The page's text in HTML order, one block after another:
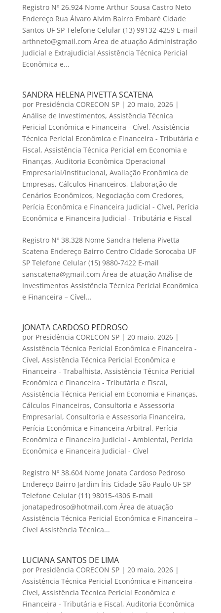
Registro Nº 26.924 Nome Arthur Sousa Castro Neto
Endereço Rua Álvaro Alvim Bairro Embaré Cidade
Santos UF SP Telefone Celular (13) 99132-4259 E-mail
arthneto@gmail.com Área de atuação Administração
Judicial e Extrajudicial Assistência Técnica Pericial
Econômica e...
SANDRA HELENA PIVETTA SCATENA
por Presidência CORECON SP| 20 maio, 2026|
Análise de Investimentos, Assistência Técnica
Pericial Econômica e Financeira - Cível, Assistência
Técnica Pericial Econômica e Financeira - Tributária e
Fiscal, Assistência Técnica Pericial em Economia e
Finanças, Auditoria Econômica Operacional
Empresarial/Institucional, Avaliação Econômica de
Empresas, Cálculos Financeiros, Elaboração de
Cenários Econômicos, Negociação com Credores,
Perícia Econômica e Financeira Judicial - Cível, Perícia
Econômica e Financeira Judicial - Tributária e Fiscal
Registro Nº 38.328 Nome Sandra Helena Pivetta
Scatena Endereço Bairro Centro Cidade Sorocaba UF
SP Telefone Celular (15) 9880-7422 E-mail
sanscatena@gmail.com Área de atuação Análise de
Investimentos Assistência Técnica Pericial Econômica
e Financeira – Cível...
JONATA CARDOSO PEDROSO
por Presidência CORECON SP| 20 maio, 2026|
Assistência Técnica Pericial Econômica e Financeira -
Cível, Assistência Técnica Pericial Econômica e
Financeira - Trabalhista, Assistência Técnica Pericial
Econômica e Financeira - Tributária e Fiscal,
Assistência Técnica Pericial em Economia e Finanças,
Cálculos Financeiros, Consultoria e Assessoria
Empresarial, Consultoria e Assessoria Financeira,
Perícia Econômica e Financeira Arbitral, Perícia
Econômica e Financeira Judicial - Ambiental, Perícia
Econômica e Financeira Judicial - Cível
Registro Nº 38.604 Nome Jonata Cardoso Pedroso
Endereço Bairro Jardim Íris Cidade São Paulo UF SP
Telefone Celular (11) 98015-4306 E-mail
jonatapedroso@hotmail.com Área de atuação
Assistência Técnica Pericial Econômica e Financeira –
Cível Assistência Técnica...
LUCIANA SANTOS DE LIMA
por Presidência CORECON SP| 20 maio, 2026|
Assistência Técnica Pericial Econômica e Financeira -
Cível, Assistência Técnica Pericial Econômica e
Financeira - Tributária e Fiscal, Auditoria Econômica